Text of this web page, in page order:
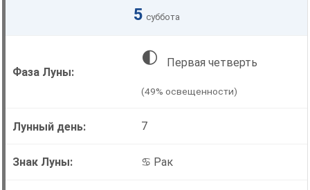
5 суббота
🌓 Первая четверть
(49% освещенности)
7
♋ Рак